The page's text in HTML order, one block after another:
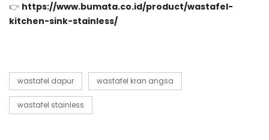
👉 https://www.bumata.co.id/product/wastafel-
kitchen-sink-stainless/
wastafel dapur wastafel kran angsa
wastafel stainless